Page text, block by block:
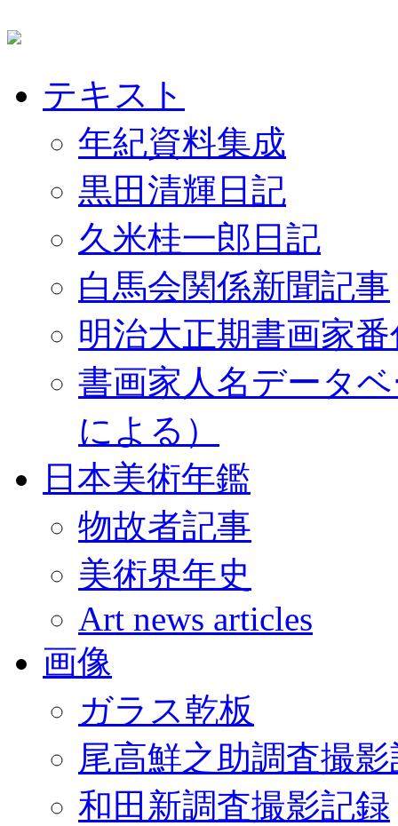
テキスト
年紀資料集成
黒田清輝日記
久米桂一郎日記
白馬会関係新聞記事
明治大正期書画家
書画家人名データ
による）
日本美術年鑑
物故者記事
美術界年史
Art news articles
画像
ガラス乾板
尾高鮮之助調査撮
和田新調査撮影記録